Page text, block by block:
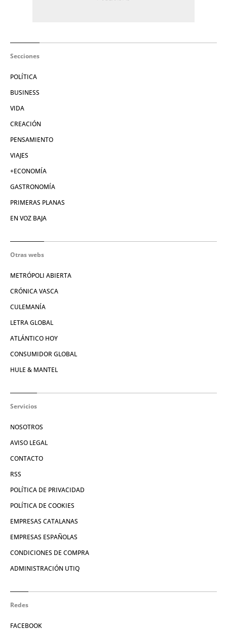
Secciones
POLÍTICA
BUSINESS
VIDA
CREACIÓN
PENSAMIENTO
VIAJES
+ECONOMÍA
GASTRONOMÍA
PRIMERAS PLANAS
EN VOZ BAJA
Otras webs
METRÓPOLI ABIERTA
CRÓNICA VASCA
CULEMANÍA
LETRA GLOBAL
ATLÁNTICO HOY
CONSUMIDOR GLOBAL
HULE & MANTEL
Servicios
NOSOTROS
AVISO LEGAL
CONTACTO
RSS
POLÍTICA DE PRIVACIDAD
POLÍTICA DE COOKIES
EMPRESAS CATALANAS
EMPRESAS ESPAÑOLAS
CONDICIONES DE COMPRA
ADMINISTRACIÓN UTIQ
Redes
FACEBOOK